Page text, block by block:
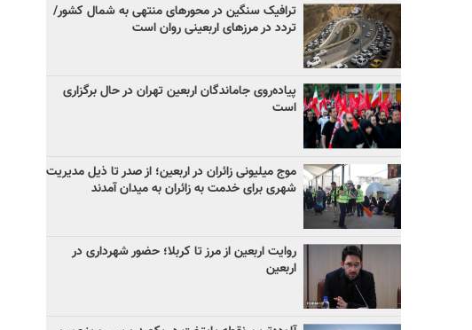
ترافیک سنگین در محورهای منتهی به شمال کشور/
تردد در مرزهای اربعینی روان است
پیاده‌روی جاماندگان اربعین تهران در حال برگزاری
است
موج میلیونی زائران در اربعین؛ از صدر تا ذیل مدیریت
شهری برای خدمت به زائران به میدان آمدند
روایت اربعین از مرز تا کربلا؛ حضور شهرداری در
اربعین